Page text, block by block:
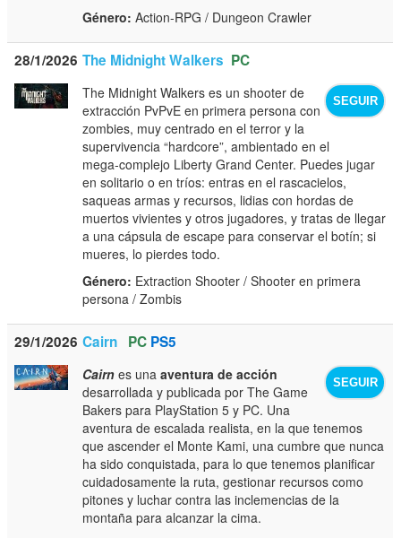
Género: Action-RPG / Dungeon Crawler
28/1/2026 The Midnight Walkers PC
SEGUIR
The Midnight Walkers es un shooter de
extracción PvPvE en primera persona con
zombies, muy centrado en el terror y la
supervivencia “hardcore”, ambientado en el
mega‑complejo Liberty Grand Center. Puedes jugar
en solitario o en tríos: entras en el rascacielos,
saqueas armas y recursos, lidias con hordas de
muertos vivientes y otros jugadores, y tratas de llegar
a una cápsula de escape para conservar el botín; si
mueres, lo pierdes todo.
Género: Extraction Shooter / Shooter en primera
persona / Zombis
29/1/2026 Cairn PC PS5
SEGUIR
Cairn es unaaventura de acción
desarrollada y publicada por The Game
Bakers para PlayStation 5 y PC. Una
aventura de escalada realista, en la que tenemos
que ascender el Monte Kami, una cumbre que nunca
ha sido conquistada, para lo que tenemos planificar
cuidadosamente la ruta, gestionar recursos como
pitones y luchar contra las inclemencias de la
montaña para alcanzar la cima.